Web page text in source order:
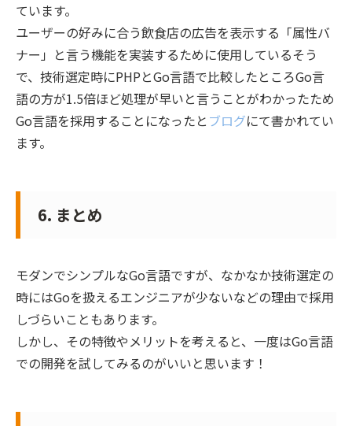
ています。
ユーザーの好みに合う飲食店の広告を表示する「属性バ
ナー」と言う機能を実装するために使用しているそう
で、技術選定時にPHPとGo言語で比較したところGo言
語の方が1.5倍ほど処理が早いと言うことがわかったため
Go言語を採用することになったと ブログにて書かれてい
ます。
6. まとめ
モダンでシンプルなGo言語ですが、なかなか技術選定の
時にはGoを扱えるエンジニアが少ないなどの理由で採用
しづらいこともあります。
しかし、その特徴やメリットを考えると、一度はGo言語
での開発を試してみるのがいいと思います！